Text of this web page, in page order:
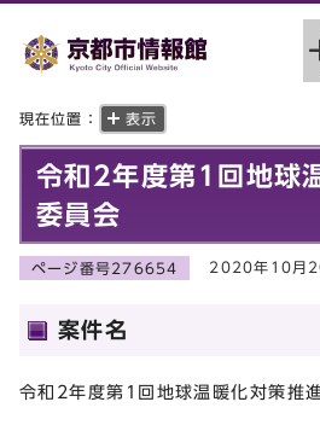
現在位置： 表示
令和2年度第1回地球
委員会
ページ番号276654 2020年10月
案件名
令和2年度第1回地球温暖化対策推